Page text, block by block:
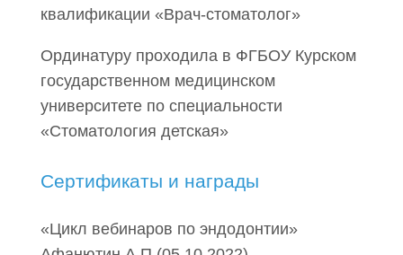
квалификации «Врач-стоматолог»
Ординатуру проходила в ФГБОУ Курском
государственном медицинском
университете по специальности
«Стоматология детская»
Сертификаты и награды
«Цикл вебинаров по эндодонтии»